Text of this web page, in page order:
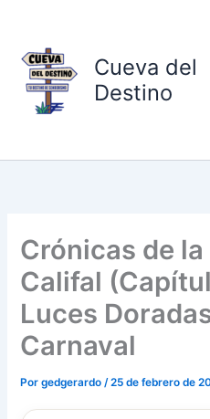
contenido
Cueva del
Destino
Crónicas de
Califal
Luces
Carnaval
Porgedgerardo/25 de febrero de